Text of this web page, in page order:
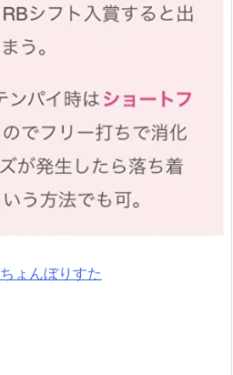
ちょんぼりすた